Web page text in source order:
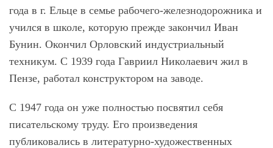
года в г. Ельце в семье рабочего-железнодорожника и
учился в школе, которую прежде закончил Иван
Бунин. Окончил Орловский индустриальный
техникум. С 1939 года Гавриил Николаевич жил в
Пензе, работал конструктором на заводе.
С 1947 года он уже полностью посвятил себя
писательскому труду. Его произведения
публиковались в литературно-художественных